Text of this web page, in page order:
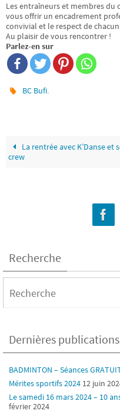
Les entraîneurs et membres du
vous offrir un encadrement
convivial et le respect de
Au plaisir de vous rencontrer !
Parlez-en sur
BC Bufi.
La rentrée avec K’Danse et
crew
Recherche
Dernières publications
BADMINTON – Séances
Mérites sportifs 2024 12 juin
Le samedi 16 mars 2024 – 10
février 2024